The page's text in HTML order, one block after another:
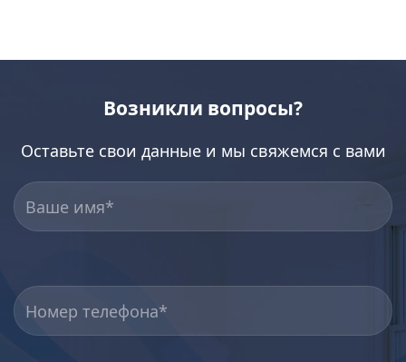
Возникли вопросы?
Оставьте свои данные и мы свяжемся с вами